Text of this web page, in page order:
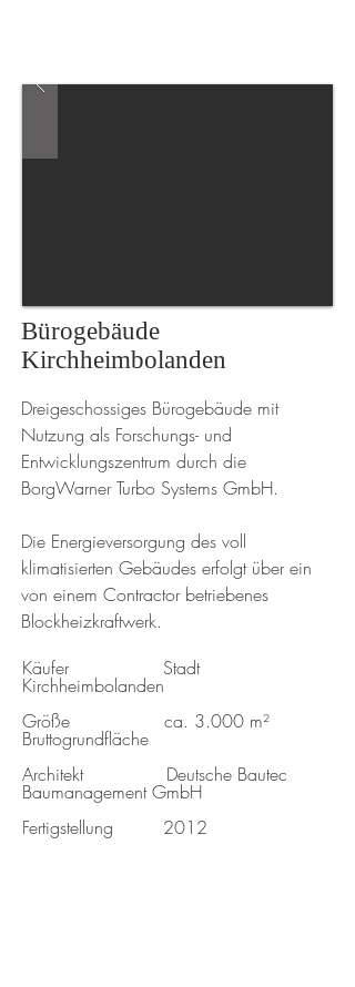
Bürogebäude
Kirchheimbolanden
Dreigeschossiges Bürogebäude mit
Nutzung als Forschungs- und
Entwicklungszentrum durch die
BorgWarner Turbo Systems GmbH.
Die Energieversorgung des voll
klimatisierten Gebäudes erfolgt über ein
von einem Contractor betriebenes
Blockheizkraftwerk.
Käufer Stadt
Kirchheimbolanden
Größe ca. 3.000 m²
Bruttogrundfläche
Architekt Deutsche Bautec
Baumanagement GmbH
Fertigstellung 2012